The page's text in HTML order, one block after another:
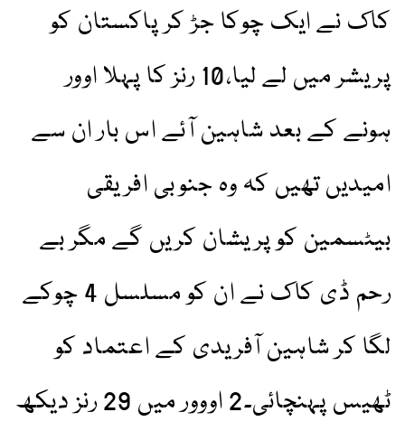
کاک نے ایک چوکا جڑ کر پاکستان کو
پریشر میں لے لیا،10 رنز کا پہلا اوور
ہونے کے بعد شاہین آئے اس بار ان سے
امیدیں تھیں کہ وہ جنوبی افریقی
بیٹسمین کو پریشان کریں گے مگر بے
رحم ڈی کاک نے ان کو مسلسل 4 چوکے
لگا کر شاہین آفریدی کے اعتماد کو
ٹھیس پہنچائی۔2 اووور میں 29 رنز دیکھ